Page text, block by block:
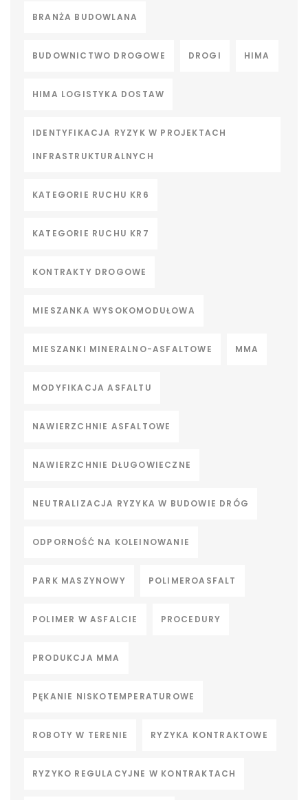
BRANŻA BUDOWLANA
BUDOWNICTWO DROGOWE DROGI HIMA
HIMA LOGISTYKA DOSTAW
IDENTYFIKACJA RYZYK W PROJEKTACH
INFRASTRUKTURALNYCH
KATEGORIE RUCHU KR6
KATEGORIE RUCHU KR7
KONTRAKTY DROGOWE
MIESZANKA WYSOKOMODUŁOWA
MIESZANKI MINERALNO-ASFALTOWE MMA
MODYFIKACJA ASFALTU
NAWIERZCHNIE ASFALTOWE
NAWIERZCHNIE DŁUGOWIECZNE
NEUTRALIZACJA RYZYKA W BUDOWIE DRÓG
ODPORNOŚĆ NA KOLEINOWANIE
PARK MASZYNOWY POLIMEROASFALT
POLIMER W ASFALCIE PROCEDURY
PRODUKCJA MMA
PĘKANIE NISKOTEMPERATUROWE
ROBOTY W TERENIE RYZYKA KONTRAKTOWE
RYZYKO REGULACYJNE W KONTRAKTACH